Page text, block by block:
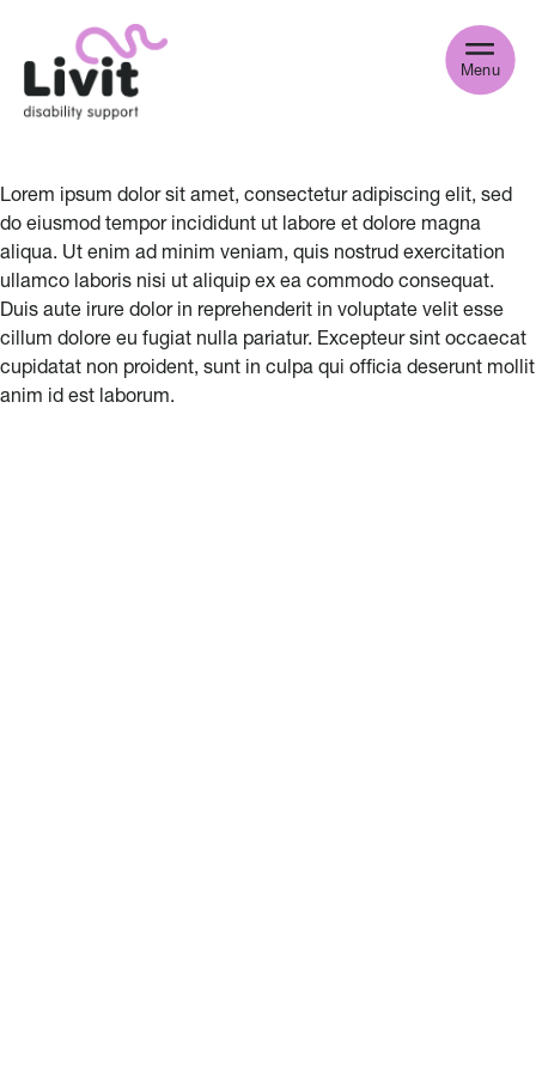
Menu
Lorem ipsum dolor sit amet, consectetur adipiscing elit, sed
do eiusmod tempor incididunt ut labore et dolore magna
aliqua. Ut enim ad minim veniam, quis nostrud exercitation
ullamco laboris nisi ut aliquip ex ea commodo consequat.
Duis aute irure dolor in reprehenderit in voluptate velit esse
cillum dolore eu fugiat nulla pariatur. Excepteur sint occaecat
cupidatat non proident, sunt in culpa qui officia deserunt mollit
anim id est laborum.